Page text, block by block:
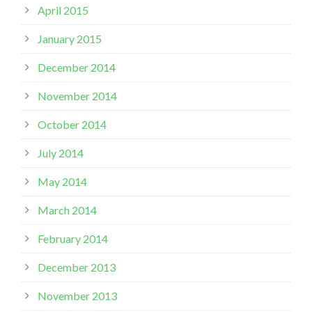
April 2015
January 2015
December 2014
November 2014
October 2014
July 2014
May 2014
March 2014
February 2014
December 2013
November 2013